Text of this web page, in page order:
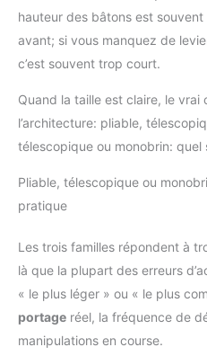
hauteur des bâtons est
avant; si vous manquez de
c’est souvent trop court.
Quand la taille est claire, le vrai
l’architecture: pliable,
télescopique ou monobrin:
Pliable, télescopique ou
pratique
Les trois familles répondent à
là que la plupart des erreurs
« le plus léger » ou « le plus
portage réel, la fréquence de
manipulations en course.